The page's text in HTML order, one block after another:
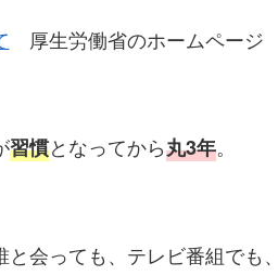
厚生労働省のホームページ
習慣となってから丸3年。
会っても、テレビ番組でも